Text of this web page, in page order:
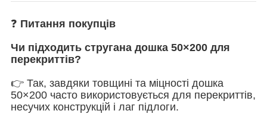
❓ Питання покупців
Чи підходить стругана дошка 50×200 для
перекриттів?
👉 Так, завдяки товщині та міцності дошка
50×200 часто використовується для перекриттів,
несучих конструкцій і лаг підлоги.